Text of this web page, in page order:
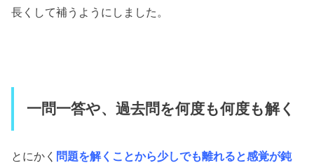
長くして補うようにしました。
一問一答や、過去問を何度も何度も解く
とにかく 問題を解くことから少しでも離れると感覚が鈍